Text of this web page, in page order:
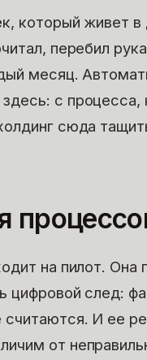
который живет в
перебил
месяц.
с процесса,
сюда
на пилот.
цифровой след:
И ее
от